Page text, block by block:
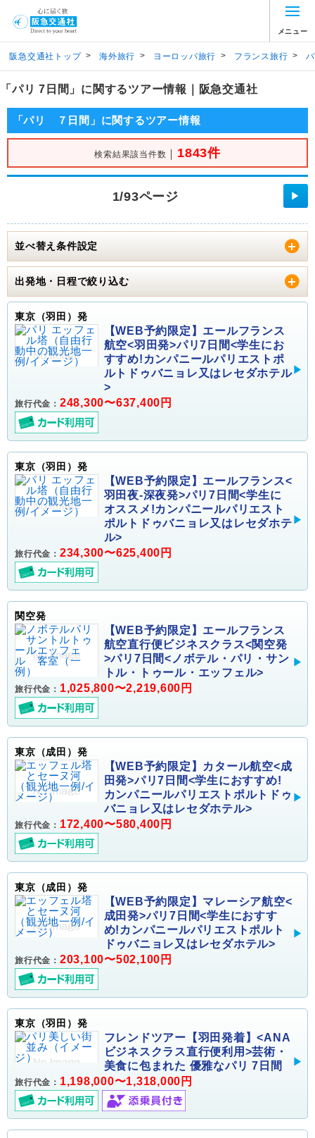
メニュー
阪急交通社トップ > 海外旅行 > ヨーロッパ旅行 > フランス旅行 >
「パリ 7日間」に関するツアー情報｜阪急交通社
「パリ ７日間」に関するツアー情報
検索結果該当件数 ｜ 1843件
1/93ページ ▶
並べ替え条件設定
出発地・日程で絞り込む
東京（羽田）発
【WEB予約限定】エールフランス
航空<羽田発>パリ7日間<学生にお
すすめ!カンパニールパリエストポ
ルトドゥバニョレ又はレセダホテル
>
旅行代金： 248,300〜637,400円
東京（羽田）発
【WEB予約限定】エールフランス<
羽田夜-深夜発>パリ7日間<学生に
オススメ!カンパニールパリエスト
ポルトドゥバニョレ又はレセダホテ
ル>
旅行代金： 234,300〜625,400円
関空発
【WEB予約限定】エールフランス
航空直行便ビジネスクラス<関空発
>パリ7日間<ノボテル・パリ・サン
トル・トゥール・エッフェル>
旅行代金： 1,025,800〜2,219,600円
東京（成田）発
【WEB予約限定】カタール航空<成
田発>パリ7日間<学生におすすめ!
カンパニールパリエストポルトドゥ
バニョレ又はレセダホテル>
旅行代金： 172,400〜580,400円
東京（成田）発
【WEB予約限定】マレーシア航空<
成田発>パリ7日間<学生におすす
め!カンパニールパリエストポルト
ドゥバニョレ又はレセダホテル>
旅行代金： 203,100〜502,100円
東京（羽田）発
フレンドツアー【羽田発着】<ANA
ビジネスクラス直行便利用>芸術・
美食に包まれた 優雅なパリ 7日間
旅行代金： 1,198,000〜1,318,000円